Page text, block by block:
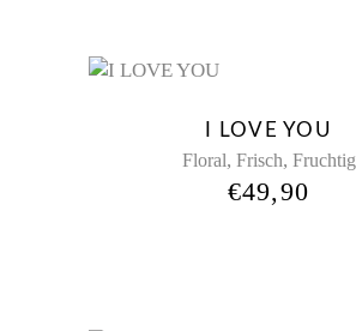
I LOVE YOU
Floral, Frisch, Fruchtig
€49,90